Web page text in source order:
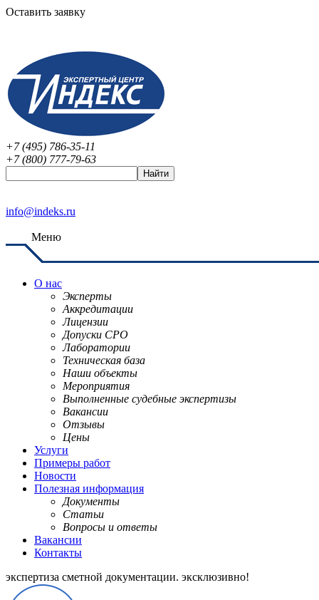
Оставить заявку
+7 (495) 786-35-11
+7 (800) 777-79-63
info@indeks.ru
Меню
О нас
Эксперты
Аккредитации
Лицензии
Допуски СРО
Лаборатории
Техническая база
Наши объекты
Мероприятия
Выполненные судебные экспертизы
Вакансии
Отзывы
Цены
Услуги
Примеры работ
Новости
Полезная информация
Документы
Статьи
Вопросы и ответы
Вакансии
Контакты
экспертиза сметной документации. эксклюзивно!